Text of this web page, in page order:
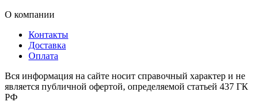
О компании
Контакты
Доставка
Оплата
Вся информация на сайте носит справочный характер и не
является публичной офертой, определяемой статьей 437 ГК
РФ